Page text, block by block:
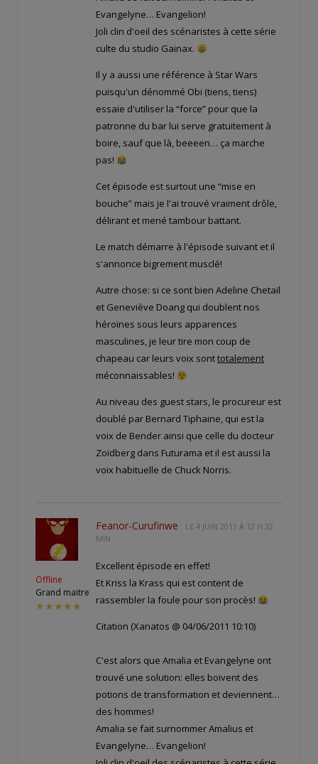
Evangelyne… Evangelion!
Joli clin d'oeil des scénaristes à cette série
culte du studio Gainax.
Il y a aussi une référence à Star Wars
puisqu'un dénommé Obi (tiens, tiens)
essaie d'utiliser la “force” pour que la
patronne du bar lui serve gratuitement à
boire, sauf que là, beeeen… ça marche
pas!
Cet épisode est surtout une “mise en
bouche” mais je l'ai trouvé vraiment drôle,
délirant et mené tambour battant.
Le match démarre à l'épisode suivant et il
s'annonce bigrement musclé!
Autre chose: si ce sont bien Adeline Chetail
et Geneviève Doang qui doublent nos
héroïnes sous leurs apparences
masculines, je leur tire mon coup de
chapeau car leurs voix sonttotalement
méconnaissables!
Au niveau des guest stars, le procureur est
doublé par Bernard Tiphaine, qui est la
voix de Bender ainsi que celle du docteur
Zoïdberg dans Futurama et il est aussi la
voix habituelle de Chuck Norris.
Offline
Grand maitre
★★★★★
Feanor-Curufinwe LE 4 JUIN 2011 À 12 H 32
MIN
Excellent épisode en effet!
Et Kriss la Krass qui est content de
rassembler la foule pour son procès!
Citation (Xanatos @ 04/06/2011 10:10)
C'est alors que Amalia et Evangelyne ont
trouvé une solution: elles boivent des
potions de transformation et deviennent…
des hommes!
Amalia se fait surnommer Amalius et
Evangelyne… Evangelion!